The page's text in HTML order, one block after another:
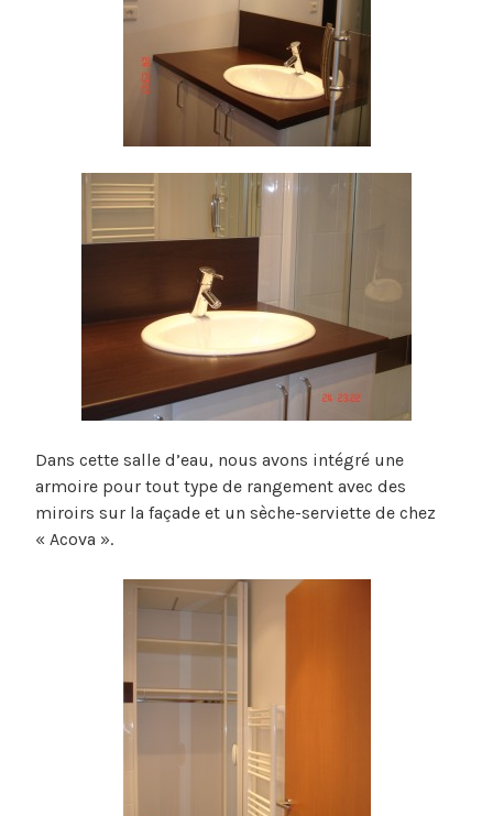
Dans cette salle d’eau, nous avons intégré une
armoire pour tout type de rangement avec des
miroirs sur la façade et un sèche-serviette de chez
« Acova ».